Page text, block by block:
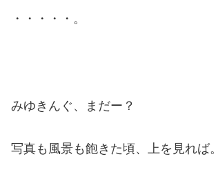
・・・・・。
みゆきんぐ、まだー？
写真も風景も飽きた頃、上を見れば。